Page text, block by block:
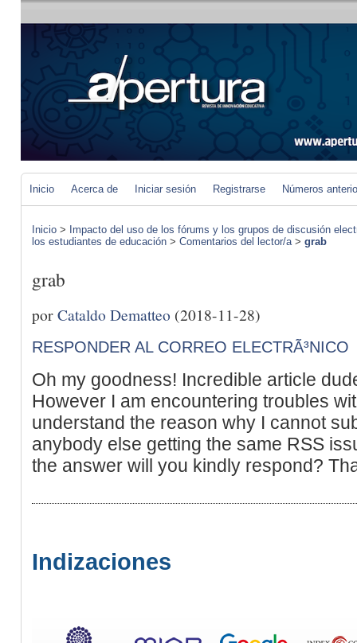
Inicio Acerca de Iniciar sesión Registrarse Números
Inicio > Impacto del uso de los fórums y los grupos de discusión
los estudiantes de educación > Comentarios del lector/a> grab
grab
porCataldo Dematteo (2018-11-28)
RESPONDER AL CORREO ELECTRÃ³NICO
Oh my goodness! Incredible article
However I am encountering troubles
understand the reason why I cannot
anybody else getting the same RSS
the answer will you kindly respond?
Indizaciones